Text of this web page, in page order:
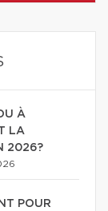
À
LA
2026?
POUR